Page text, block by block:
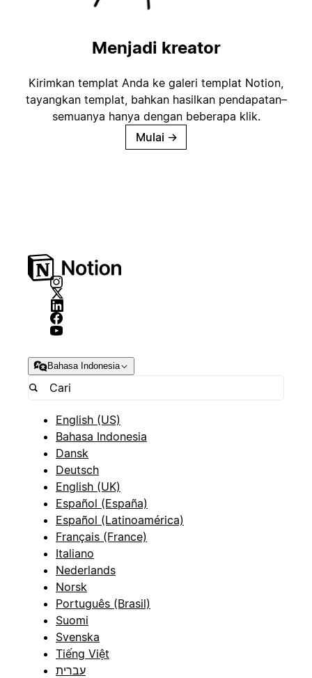
Menjadi kreator
Kirimkan templat Anda ke galeri templat Notion,
tayangkan templat, bahkan hasilkan pendapatan–
semuanya hanya dengan beberapa klik.
Mulai →
Bahasa Indonesia
English (US)
Bahasa Indonesia
Dansk
Deutsch
English (UK)
Español (España)
Español (Latinoamérica)
Français (France)
Italiano
Nederlands
Norsk
Português (Brasil)
Suomi
Svenska
Tiếng Việt
עברית